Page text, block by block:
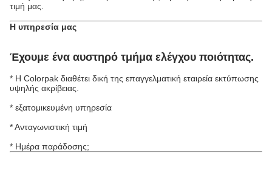
τιμή μας.
Η υπηρεσία μας
Έχουμε ένα αυστηρό τμήμα ελέγχου ποιότητας.
* Η Colorpak διαθέτει δική της επαγγελματική εταιρεία εκτύπωσης
υψηλής ακρίβειας.
* εξατομικευμένη υπηρεσία
* Ανταγωνιστική τιμή
* Ημέρα παράδοσης;